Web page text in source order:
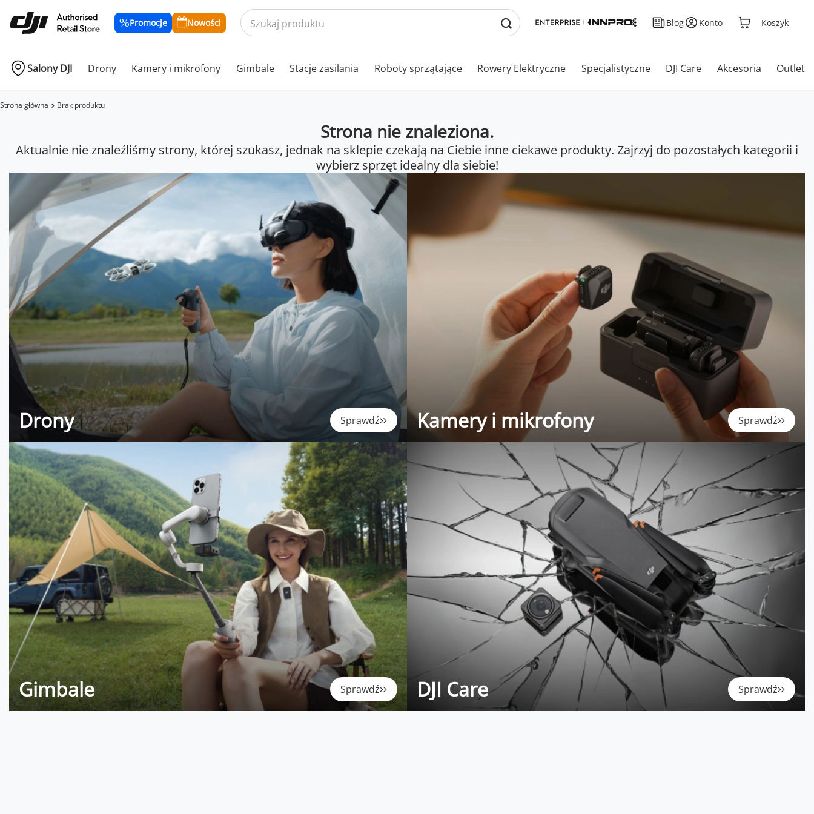
Promocje Nowości Blog Konto Koszyk
Salony DJI Drony Kamery i mikrofony Gimbale Stacje zasilania Roboty sprzątające Rowery Elektryczne Specjalistyczne DJI Care Akcesoria Outlet
Strona główna Brak produktu
Strona nie znaleziona.
Aktualnie nie znaleźliśmy strony, której szukasz, jednak na sklepie czekają na Ciebie inne ciekawe produkty. Zajrzyj do pozostałych kategorii i
wybierz sprzęt idealny dla siebie!
Drony Sprawdź Kamery i mikrofony Sprawdź
Gimbale Sprawdź DJI Care Sprawdź